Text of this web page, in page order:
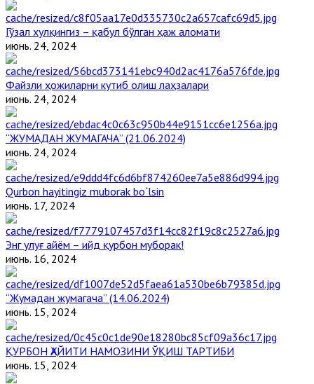
Гўзал хулқингиз – қабул бўлган ҳаж аломати
июнь. 24, 2024
Файзли ҳожиларни кутиб олиш лаҳзалари
июнь. 24, 2024
“ЖУМАДАН ЖУМАГАЧА” (21.06.2024)
июнь. 24, 2024
Qurbon hayitingiz muborak bo`lsin
июнь. 17, 2024
Энг улуғ айём – ийд қурбон муборак!
июнь. 16, 2024
“Жумадан жумагача” (14.06.2024)
июнь. 15, 2024
ҚУРБОН ҲАЙИТИ НАМОЗИНИ ЎҚИШ ТАРТИБИ
июнь. 15, 2024